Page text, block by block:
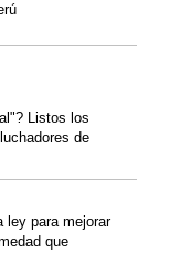
Listos los
de
ley para mejorar
que